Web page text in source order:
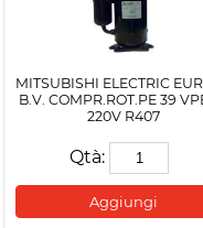
MITSUBISHI ELECTRIC
B.V. COMPR.ROT.PE 39
220V R407
Qtà:
Aggiungi